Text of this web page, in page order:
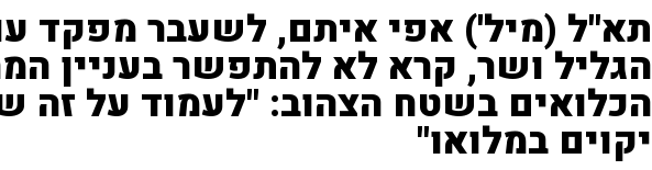
תא"ל (מיל') אפי איתם, לשעבר מפקד
הגליל ושר, קרא לא להתפשר בעניין
הכלואים בשטח הצהוב: "לעמוד על זה
יקוים במלואו"